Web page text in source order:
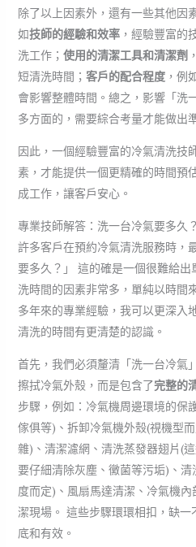
除了以上因素外，還有一些其他因
如技師的經驗和效率，經驗豐富的
洗工作； 使用的清潔工具和清潔劑
短清洗時間； 客戶的配合程度，例
會影響整體時間。總之，影響「洗
多方面的，需要綜合考量才能做出
因此，一個經驗豐富的冷氣清洗技
素，才能提供一個更精確的時間預
成工作，讓客戶安心。
專業技師解答：洗一台冷氣要多久？
許多客戶在預約冷氣清洗服務時，
要多久？」 這的確是一個很難給
洗時間的因素非常多，單純以時間
多年來的專業經驗，我可以更深入
清洗的時間有更清楚的認識。
首先，我們必須釐清「洗一台冷氣
擦拭冷氣外殼，而是包含了完整的
步驟，例如：冷氣機周邊環境的保
傢俱等)、拆卸冷氣機外殼(視機型
雜)、清潔濾網、清洗蒸發器翅片(
要仔細清除灰塵、黴菌等污垢)、
度而定)、風扇馬達清潔、冷氣機
潔現場。 這些步驟環環相扣，缺
底和有效。